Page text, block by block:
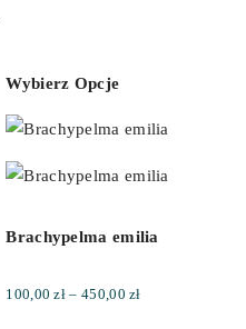
Wybierz Opcje
Brachypelma emilia
100,00zł – 450,00złZakres